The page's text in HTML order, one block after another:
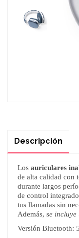
Descripción
Los auriculares
de alta calidad con
durante largos
de control
tus llamadas sin
Además, se incluye
Versión Bluetooth: